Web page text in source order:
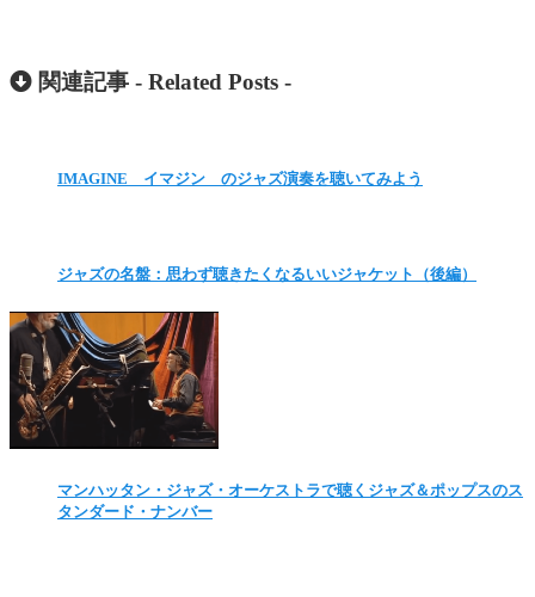
関連記事 - Related Posts -
IMAGINE イマジン のジャズ演奏を聴いてみよう
ジャズの名盤：思わず聴きたくなるいいジャケット（後編）
マンハッタン・ジャズ・オーケストラで聴くジャズ＆ポップスのス
タンダード・ナンバー